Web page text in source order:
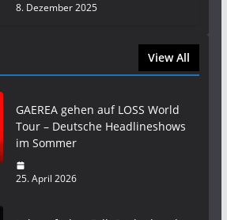
8. Dezember 2025
View All
GAEREA gehen auf LOSS World
Tour – Deutsche Headlineshows
im Sommer
25. April 2026